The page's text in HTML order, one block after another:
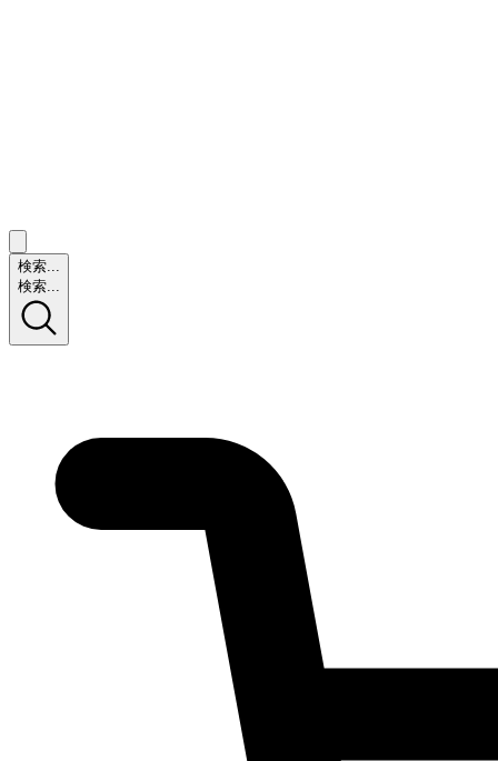
検索...
検索...